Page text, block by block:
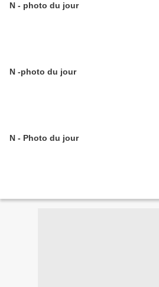
N - photo du jour
N -photo du jour
N - Photo du jour